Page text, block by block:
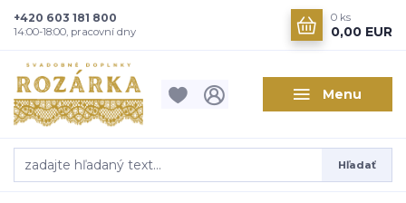
Menu
Hľadať
+420 603 181 800
14:00-18:00, pracovní dny
0 ks
0,00 EUR